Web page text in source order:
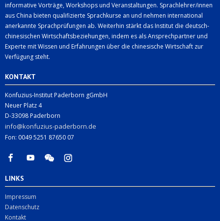
informative Vorträge, Workshops und Veranstaltungen. Sprachlehrer/innen
aus China bieten qualifizierte Sprachkurse an und nehmen international
anerkannte Sprachprüfungen ab. Weiterhin stärkt das Institut die deutsch-
chinesischen Wirtschaftsbeziehungen, indem es als Ansprechpartner und
Experte mit Wissen und Erfahrungen über die chinesische Wirtschaft zur
Verfügung steht.
KONTAKT
Konfuzius-Institut Paderborn gGmbH
Neuer Platz 4
D-33098 Paderborn
info@konfuzius-paderborn.de
Fon: 0049 5251 87650 07
LINKS
Impressum
Datenschutz
Kontakt